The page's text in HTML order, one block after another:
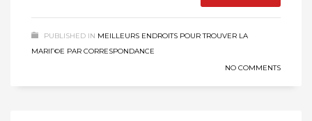
PUBLISHED IN MEILLEURS ENDROITS POUR TROUVER LA
MARIГ©E PAR CORRESPONDANCE
NO COMMENTS